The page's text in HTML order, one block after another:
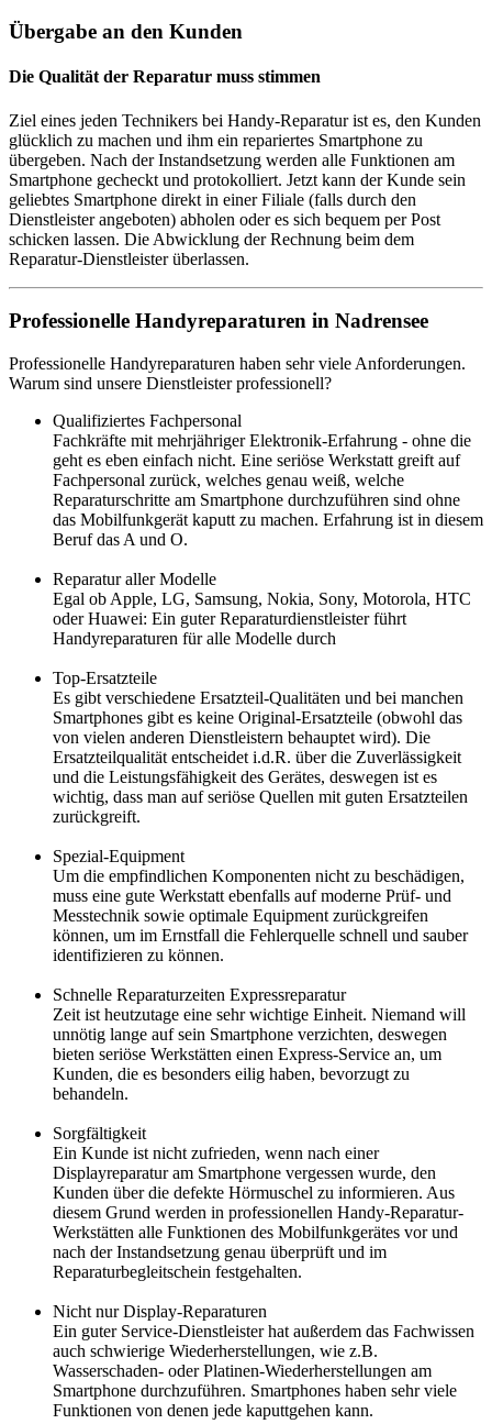
Übergabe an den Kunden
Die Qualität der Reparatur muss stimmen
Ziel eines jeden Technikers bei Handy-Reparatur ist es, den Kunden
glücklich zu machen und ihm ein repariertes Smartphone zu
übergeben. Nach der Instandsetzung werden alle Funktionen am
Smartphone gecheckt und protokolliert. Jetzt kann der Kunde sein
geliebtes Smartphone direkt in einer Filiale (falls durch den
Dienstleister angeboten) abholen oder es sich bequem per Post
schicken lassen. Die Abwicklung der Rechnung beim dem
Reparatur-Dienstleister überlassen.
Professionelle Handyreparaturen in Nadrensee
Professionelle Handyreparaturen haben sehr viele Anforderungen.
Warum sind unsere Dienstleister professionell?
Qualifiziertes Fachpersonal
Fachkräfte mit mehrjähriger Elektronik-Erfahrung - ohne die
geht es eben einfach nicht. Eine seriöse Werkstatt greift auf
Fachpersonal zurück, welches genau weiß, welche
Reparaturschritte am Smartphone durchzuführen sind ohne
das Mobilfunkgerät kaputt zu machen. Erfahrung ist in diesem
Beruf das A und O.
Reparatur aller Modelle
Egal ob Apple, LG, Samsung, Nokia, Sony, Motorola, HTC
oder Huawei: Ein guter Reparaturdienstleister führt
Handyreparaturen für alle Modelle durch
Top-Ersatzteile
Es gibt verschiedene Ersatzteil-Qualitäten und bei manchen
Smartphones gibt es keine Original-Ersatzteile (obwohl das
von vielen anderen Dienstleistern behauptet wird). Die
Ersatzteilqualität entscheidet i.d.R. über die Zuverlässigkeit
und die Leistungsfähigkeit des Gerätes, deswegen ist es
wichtig, dass man auf seriöse Quellen mit guten Ersatzteilen
zurückgreift.
Spezial-Equipment
Um die empfindlichen Komponenten nicht zu beschädigen,
muss eine gute Werkstatt ebenfalls auf moderne Prüf- und
Messtechnik sowie optimale Equipment zurückgreifen
können, um im Ernstfall die Fehlerquelle schnell und sauber
identifizieren zu können.
Schnelle Reparaturzeiten Expressreparatur
Zeit ist heutzutage eine sehr wichtige Einheit. Niemand will
unnötig lange auf sein Smartphone verzichten, deswegen
bieten seriöse Werkstätten einen Express-Service an, um
Kunden, die es besonders eilig haben, bevorzugt zu
behandeln.
Sorgfältigkeit
Ein Kunde ist nicht zufrieden, wenn nach einer
Displayreparatur am Smartphone vergessen wurde, den
Kunden über die defekte Hörmuschel zu informieren. Aus
diesem Grund werden in professionellen Handy-Reparatur-
Werkstätten alle Funktionen des Mobilfunkgerätes vor und
nach der Instandsetzung genau überprüft und im
Reparaturbegleitschein festgehalten.
Nicht nur Display-Reparaturen
Ein guter Service-Dienstleister hat außerdem das Fachwissen
auch schwierige Wiederherstellungen, wie z.B.
Wasserschaden- oder Platinen-Wiederherstellungen am
Smartphone durchzuführen. Smartphones haben sehr viele
Funktionen von denen jede kaputtgehen kann.